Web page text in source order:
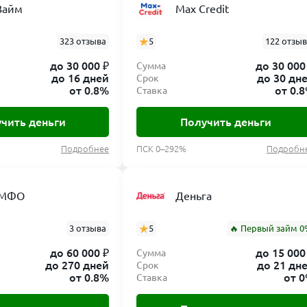
323 отзыва
до 30 000 ₽
до 16 дней
от 0.8%
деньги
Подробнее
Max Credit
5 122
Сумма до 30
Срок до 30
Ставка от
Получить деньги
ПСК 0–292%
МФО
3 отзыва
до 60 000 ₽
до 270 дней
от 0.8%
Деньга
5 🔥 Первый займ
Сумма до 15
Срок до 21
Ставка от